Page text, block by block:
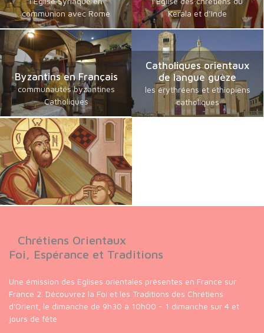
communion avec Rome
Kerala et d’Inde
Byzantins en Français
communautés byzantines
Catholiques
Catholiques orientaux
de langue guèze
les érythréens et éthiopiens
catholiques
Chrétiens Orientaux
Foi, Espérance et Traditions
Une émission des Eglises orientales présentes en France sur
France 2. Découvrez la Foi et les Traditions des Chrétiens
d'Orient, le dimanche de 9h30 à 10h00 - 1 dimanche sur 4 et
jours de fête